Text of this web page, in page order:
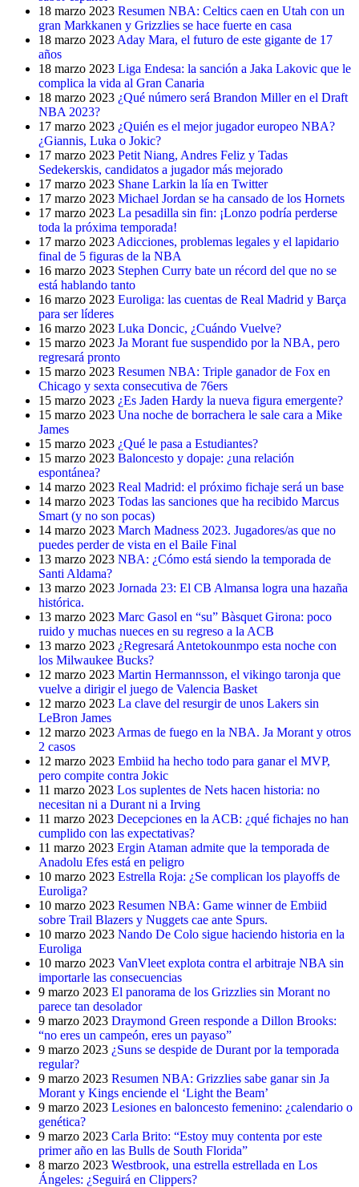
18 marzo 2023 Resumen NBA: Celtics caen en Utah con un
gran Markkanen y Grizzlies se hace fuerte en casa
18 marzo 2023 Aday Mara, el futuro de este gigante de 17
años
18 marzo 2023 Liga Endesa: la sanción a Jaka Lakovic que le
complica la vida al Gran Canaria
18 marzo 2023 ¿Qué número será Brandon Miller en el Draft
NBA 2023?
17 marzo 2023 ¿Quién es el mejor jugador europeo NBA?
¿Giannis, Luka o Jokic?
17 marzo 2023 Petit Niang, Andres Feliz y Tadas
Sedekerskis, candidatos a jugador más mejorado
17 marzo 2023 Shane Larkin la lía en Twitter
17 marzo 2023 Michael Jordan se ha cansado de los Hornets
17 marzo 2023 La pesadilla sin fin: ¡Lonzo podría perderse
toda la próxima temporada!
17 marzo 2023 Adicciones, problemas legales y el lapidario
final de 5 figuras de la NBA
16 marzo 2023 Stephen Curry bate un récord del que no se
está hablando tanto
16 marzo 2023 Euroliga: las cuentas de Real Madrid y Barça
para ser líderes
16 marzo 2023 Luka Doncic, ¿Cuándo Vuelve?
15 marzo 2023 Ja Morant fue suspendido por la NBA, pero
regresará pronto
15 marzo 2023 Resumen NBA: Triple ganador de Fox en
Chicago y sexta consecutiva de 76ers
15 marzo 2023 ¿Es Jaden Hardy la nueva figura emergente?
15 marzo 2023 Una noche de borrachera le sale cara a Mike
James
15 marzo 2023 ¿Qué le pasa a Estudiantes?
15 marzo 2023 Baloncesto y dopaje: ¿una relación
espontánea?
14 marzo 2023 Real Madrid: el próximo fichaje será un base
14 marzo 2023 Todas las sanciones que ha recibido Marcus
Smart (y no son pocas)
14 marzo 2023 March Madness 2023. Jugadores/as que no
puedes perder de vista en el Baile Final
13 marzo 2023 NBA: ¿Cómo está siendo la temporada de
Santi Aldama?
13 marzo 2023 Jornada 23: El CB Almansa logra una hazaña
histórica.
13 marzo 2023 Marc Gasol en “su” Bàsquet Girona: poco
ruido y muchas nueces en su regreso a la ACB
13 marzo 2023 ¿Regresará Antetokounmpo esta noche con
los Milwaukee Bucks?
12 marzo 2023 Martin Hermannsson, el vikingo taronja que
vuelve a dirigir el juego de Valencia Basket
12 marzo 2023 La clave del resurgir de unos Lakers sin
LeBron James
12 marzo 2023 Armas de fuego en la NBA. Ja Morant y otros
2 casos
12 marzo 2023 Embiid ha hecho todo para ganar el MVP,
pero compite contra Jokic
11 marzo 2023 Los suplentes de Nets hacen historia: no
necesitan ni a Durant ni a Irving
11 marzo 2023 Decepciones en la ACB: ¿qué fichajes no han
cumplido con las expectativas?
11 marzo 2023 Ergin Ataman admite que la temporada de
Anadolu Efes está en peligro
10 marzo 2023 Estrella Roja: ¿Se complican los playoffs de
Euroliga?
10 marzo 2023 Resumen NBA: Game winner de Embiid
sobre Trail Blazers y Nuggets cae ante Spurs.
10 marzo 2023 Nando De Colo sigue haciendo historia en la
Euroliga
10 marzo 2023 VanVleet explota contra el arbitraje NBA sin
importarle las consecuencias
9 marzo 2023 El panorama de los Grizzlies sin Morant no
parece tan desolador
9 marzo 2023 Draymond Green responde a Dillon Brooks:
“no eres un campeón, eres un payaso”
9 marzo 2023 ¿Suns se despide de Durant por la temporada
regular?
9 marzo 2023 Resumen NBA: Grizzlies sabe ganar sin Ja
Morant y Kings enciende el ‘Light the Beam’
9 marzo 2023 Lesiones en baloncesto femenino: ¿calendario o
genética?
9 marzo 2023 Carla Brito: “Estoy muy contenta por este
primer año en las Bulls de South Florida”
8 marzo 2023 Westbrook, una estrella estrellada en Los
Ángeles: ¿Seguirá en Clippers?